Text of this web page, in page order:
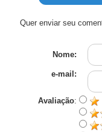
Quer enviar seu
Nome:
e-mail:
Avaliação: